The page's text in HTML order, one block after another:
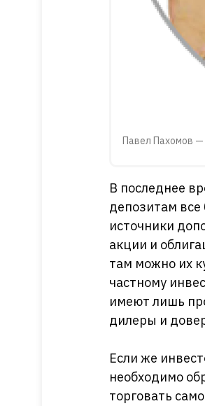
Павел Пахомов —
В последнее
депозитам
источники
акции и
там можно их
частному
имеют лишь
дилеры и
Если же
необходимо
торговать